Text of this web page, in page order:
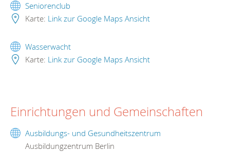
Seniorenclub
Karte: Link zur Google Maps Ansicht
Wasserwacht
Karte: Link zur Google Maps Ansicht
Einrichtungen und Gemeinschaften
Ausbildungs- und Gesundheitszentrum
Ausbildungzentrum Berlin